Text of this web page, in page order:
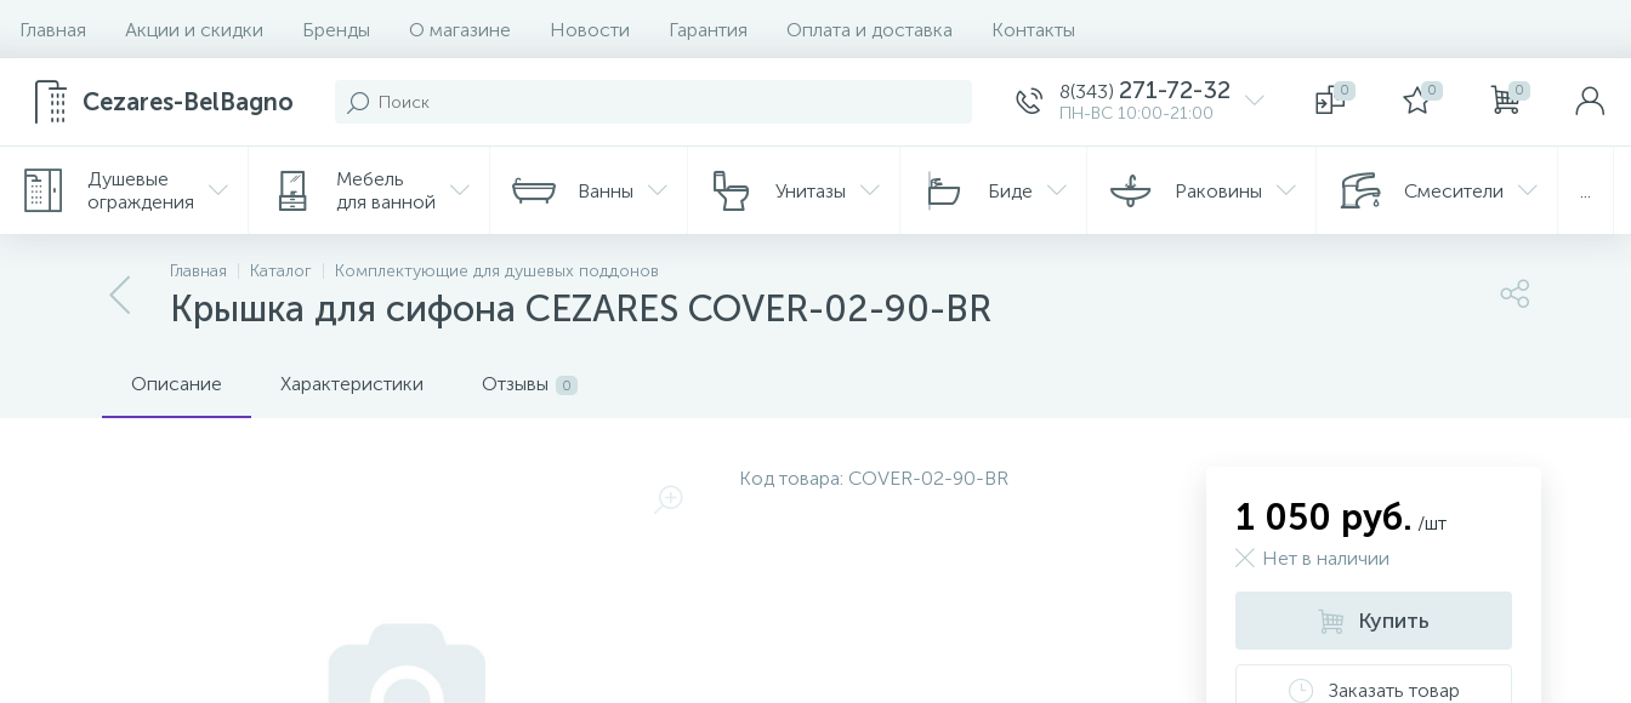
Главная Акции и скидки Бренды О магазине Новости Гарантия Оплата и доставка Контакты
Cezares-BelBagno 8(343) 271-72-32
ПН-ВС 10:00-21:00
0 0 0
Душевые
ограждения
Мебель
для ванной
Ванны Унитазы Биде Раковины Смесители
Главная Каталог Комплектующие для душевых поддонов
Крышка для сифона CEZARES COVER-02-90-BR
Описание Характеристики Отзывы 0
Код товара: COVER-02-90-BR
1 050 руб. /шт
Нет в наличии
Купить
Заказать товар